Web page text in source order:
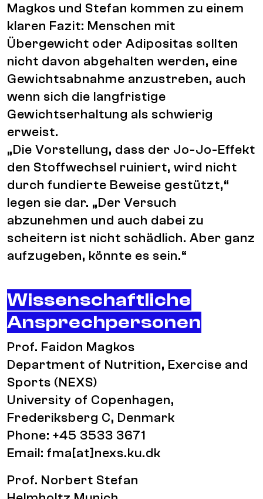
Magkos und Stefan kommen zu einem
klaren Fazit: Menschen mit
Übergewicht oder Adipositas sollten
nicht davon abgehalten werden, eine
Gewichtsabnahme anzustreben, auch
wenn sich die langfristige
Gewichtserhaltung als schwierig
erweist.
„Die Vorstellung, dass der Jo-Jo-Effekt
den Stoffwechsel ruiniert, wird nicht
durch fundierte Beweise gestützt,“
legen sie dar. „Der Versuch
abzunehmen und auch dabei zu
scheitern ist nicht schädlich. Aber ganz
aufzugeben, könnte es sein.“
Wissenschaftliche
Ansprechpersonen
Prof. Faidon Magkos
Department of Nutrition, Exercise and
Sports (NEXS)
University of Copenhagen,
Frederiksberg C, Denmark
Phone: +45 3533 3671
Email: fma[at]nexs.ku.dk
Prof. Norbert Stefan